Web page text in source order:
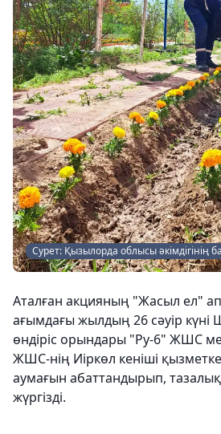
Сурет: Қызылорда облысы әкімдігінің
Аталған акцияның "Жасыл ел"
ағымдағы жылдың 26 сәуір күні
өндіріс орындары "Ру-6" ЖШС
ЖШС-нің Иіркөл кеніші
аумағын абаттандырып,
жүргізді.